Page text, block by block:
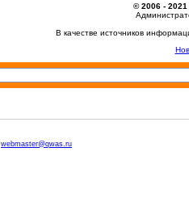
© 2006 - 2021
В качестве источников
webmaster@qwas.ru